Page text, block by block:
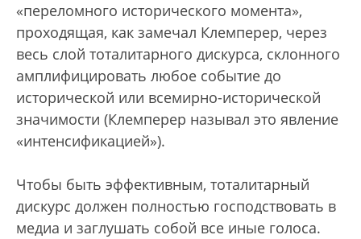
«переломного исторического момента»,
проходящая, как замечал Клемперер, через
весь слой тоталитарного дискурса, склонного
амплифицировать любое событие до
исторической или всемирно-исторической
значимости (Клемперер называл это явление
«интенсификацией»).
Чтобы быть эффективным, тоталитарный
дискурс должен полностью господствовать в
медиа и заглушать собой все иные голоса.